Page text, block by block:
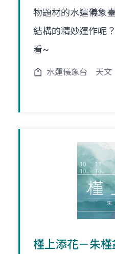
物題材的水運儀象
結構的精妙運作呢
看~
水運儀象台 天文
槿上添花－朱槿